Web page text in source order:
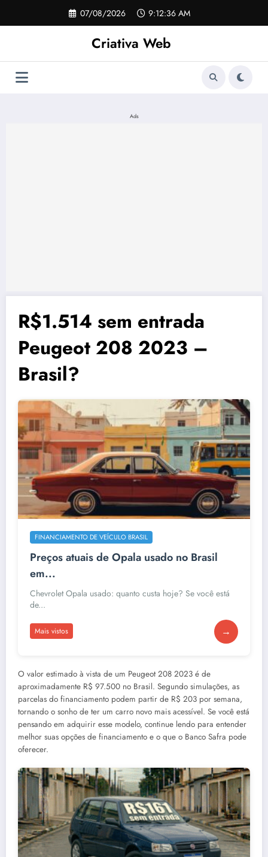
o
07/08/2026 9:12:36 AM
Criativa Web
Ads
R$1.514 sem entrada
Peugeot 208 2023 –
Brasil?
FINANCIAMENTO DE VEÍCULO BRASIL
Preços atuais de Opala usado no Brasil
em...
Chevrolet Opala usado: quanto custa hoje? Se você está
de...
Mais vistos →
O valor estimado à vista de um Peugeot 208 2023 é de
aproximadamente R$ 97.500 no Brasil. Segundo simulações, as
parcelas do financiamento podem partir de R$ 203 por semana,
tornando o sonho de ter um carro novo mais acessível. Se você está
pensando em adquirir esse modelo, continue lendo para entender
melhor suas opções de financiamento e o que o Banco Safra pode
oferecer.